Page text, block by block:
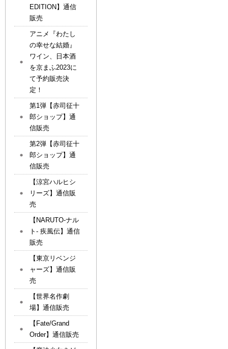
EDITION】通信
販売
アニメ『わたし
の幸せな結婚』
ワイン、日本酒
を京まふ2023に
て予約販売決
定！
第1弾【赤司征十
郎ショップ】通
信販売
第2弾【赤司征十
郎ショップ】通
信販売
【涼宮ハルヒシ
リーズ】通信販
売
【NARUTO-ナル
ト- 疾風伝】通信
販売
【東京リベンジ
ャーズ】通信販
売
【世界名作劇
場】通信販売
【Fate/Grand
Order】通信販売